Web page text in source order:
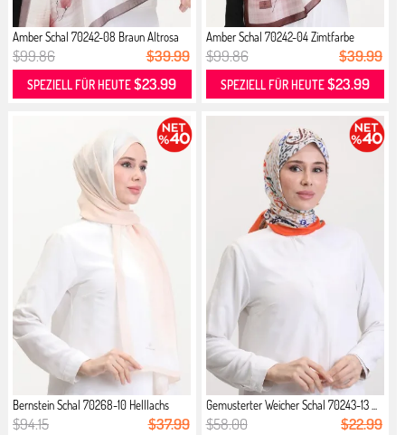
Amber Schal 70242-08 Braun Altrosa
$99.86 $39.99
SPEZIELL FÜR HEUTE$23.99
Amber Schal 70242-04 Zimtfarbe
Altrosa
$99.86 $39.99
SPEZIELL FÜR HEUTE$23.99
Bernstein Schal 70268-10 Helllachs
$94.15 $37.99
Gemusterter Weicher Schal 70243-13 ...
$58.00 $22.99